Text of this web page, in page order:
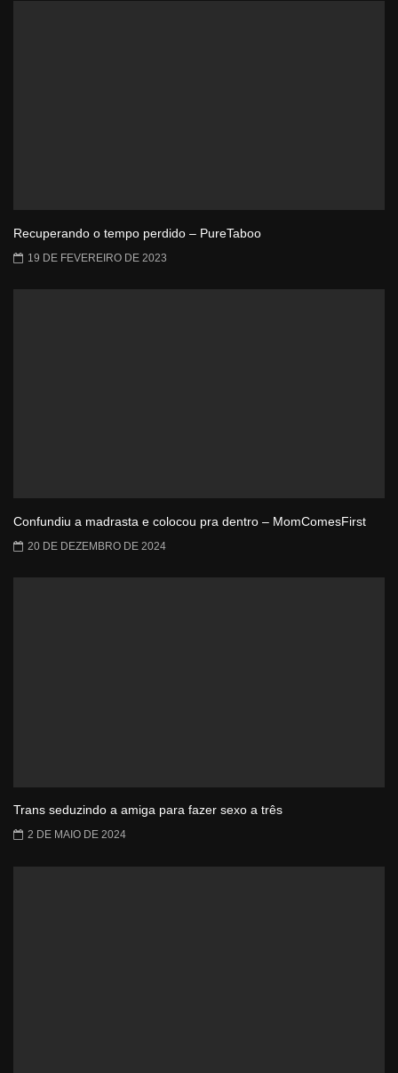
Recuperando o tempo perdido – PureTaboo
19 DE FEVEREIRO DE 2023
Confundiu a madrasta e colocou pra dentro – MomComesFirst
20 DE DEZEMBRO DE 2024
Trans seduzindo a amiga para fazer sexo a três
2 DE MAIO DE 2024